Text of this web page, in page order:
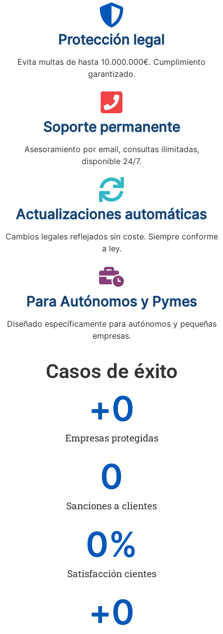
Protección legal
Evita multas de hasta 10.000.000€. Cumplimiento
garantizado.
Soporte permanente
Asesoramiento por email, consultas ilimitadas,
disponible 24/7.
Actualizaciones automáticas
Cambios legales reflejados sin coste. Siempre conforme
a ley.
Para Autónomos y Pymes
Diseñado específicamente para autónomos y pequeñas
empresas.
Casos de éxito
Empresas protegidas
+0
Sanciones a clientes
0
Satisfacción cientes
0%
+0